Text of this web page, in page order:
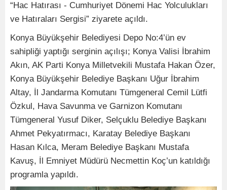
“Hac Hatırası - Cumhuriyet Dönemi Hac Yolculukları
ve Hatıraları Sergisi” ziyarete açıldı.
Konya Büyükşehir Belediyesi Depo No:4’ün ev
sahipliği yaptığı serginin açılışı; Konya Valisi İbrahim
Akın, AK Parti Konya Milletvekili Mustafa Hakan Özer,
Konya Büyükşehir Belediye Başkanı Uğur İbrahim
Altay, İl Jandarma Komutanı Tümgeneral Cemil Lütfi
Özkul, Hava Savunma ve Garnizon Komutanı
Tümgeneral Yusuf Diker, Selçuklu Belediye Başkanı
Ahmet Pekyatırmacı, Karatay Belediye Başkanı
Hasan Kılca, Meram Belediye Başkanı Mustafa
Kavuş, İl Emniyet Müdürü Necmettin Koç’un katıldığı
programla yapıldı.